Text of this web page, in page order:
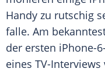
Handy zu rutschig
falle. Am
der ersten iPhone-
eines TV-